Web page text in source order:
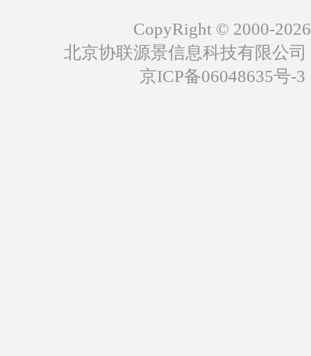
CopyRight © 2000-2026
北京协联源景信息科技有限公
京ICP备06048635号-3